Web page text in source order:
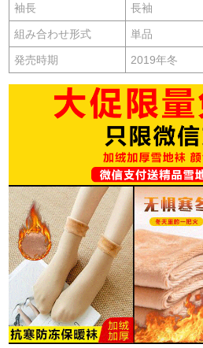
袖長 長袖
組み合わせ形式 単品
発売時期 2019年冬